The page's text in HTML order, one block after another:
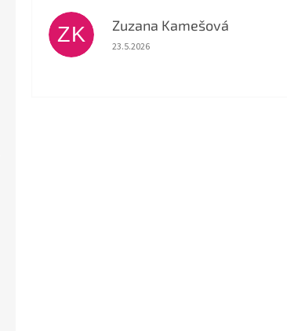
ZK Zuzana Kamešová
Hodnocení obchodu je 5 z 5 hvězdiček.
23.5.2026